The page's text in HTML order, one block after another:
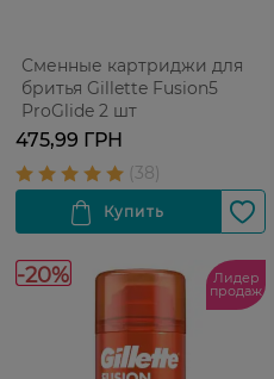
Сменные картриджи для
бритья Gillette Fusion5
ProGlide 2 шт
475,99 ГРН
-20% Лидер
продаж